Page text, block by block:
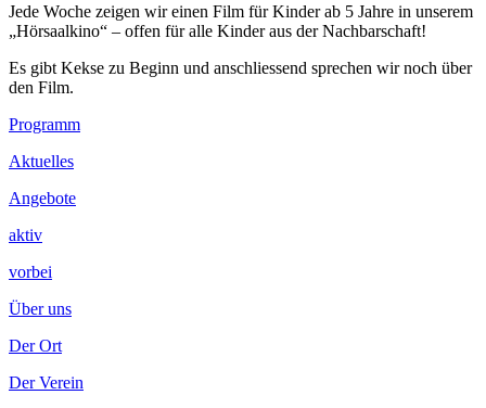
Jede Woche zeigen wir einen Film für Kinder ab 5 Jahre in unserem
„Hörsaalkino“ – offen für alle Kinder aus der Nachbarschaft!
Es gibt Kekse zu Beginn und anschliessend sprechen wir noch über
den Film.
Footer
Inhalt
Programm
Aktuelles
Angebote
aktiv
vorbei
Über uns
Der Ort
Der Verein